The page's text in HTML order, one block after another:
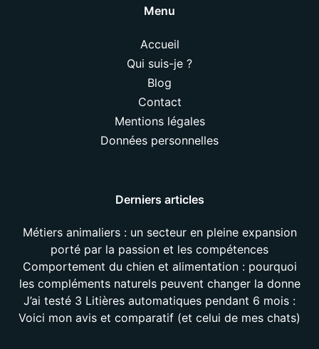
Menu
Accueil
Qui suis-je ?
Blog
Contact
Mentions légales
Données personnelles
Derniers articles
Métiers animaliers : un secteur en pleine expansion
porté par la passion et les compétences
Comportement du chien et alimentation : pourquoi
les compléments naturels peuvent changer la donne
J’ai testé 3 Litières automatiques pendant 6 mois :
Voici mon avis et comparatif (et celui de mes chats)